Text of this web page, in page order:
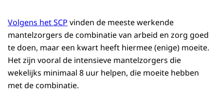
Volgens het SCP vinden de meeste werkende
mantelzorgers de combinatie van arbeid en zorg goed
te doen, maar een kwart heeft hiermee (enige) moeite.
Het zijn vooral de intensieve mantelzorgers die
wekelijks minimaal 8 uur helpen, die moeite hebben
met de combinatie.